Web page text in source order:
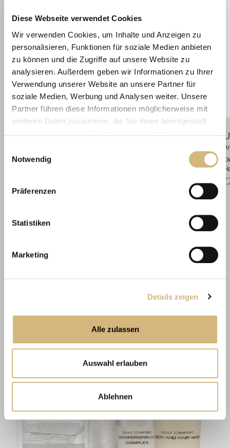
Diese Webseite verwendet Cookies
Wir verwenden Cookies, um Inhalte und Anzeigen zu
personalisieren, Funktionen für soziale Medien anbieten
zu können und die Zugriffe auf unsere Website zu
analysieren. Außerdem geben wir Informationen zu Ihrer
Verwendung unserer Website an unsere Partner für
soziale Medien, Werbung und Analysen weiter. Unsere
Partner führen diese Informationen möglicherweise mit
weiteren Daten zusammen, die Sie ihnen bereitgestellt
und im
mehr darüber, wer wir sind, wie Sie uns
kontaktieren können und wie wir personenbezogene
Notwendig
Präferenzen
Statistiken
Marketing
Details zeigen
Alle zulassen
Auswahl erlauben
Ablehnen
Diese speziell für Männerhaut konzipierte Multifunktionspflege leistet weit mehr als